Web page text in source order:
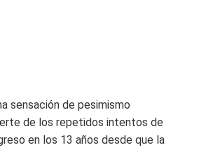
sensación de pesimismo
de los repetidos intentos de
en los 13 años desde que la